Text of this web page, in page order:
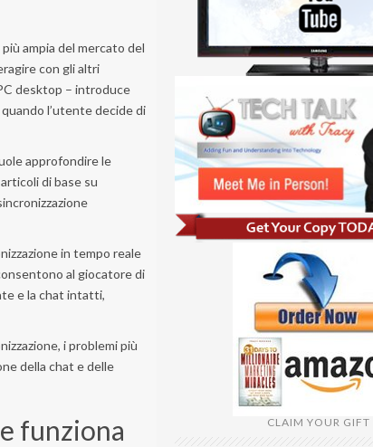
ampia del mercato del
con gli altri
desktop – introduce
l’utente decide di
approfondire le
di base su
in tempo reale
al giocatore di
e la chat intatti,
i problemi più
della chat e delle
funziona
CLAIM YOUR GIFT